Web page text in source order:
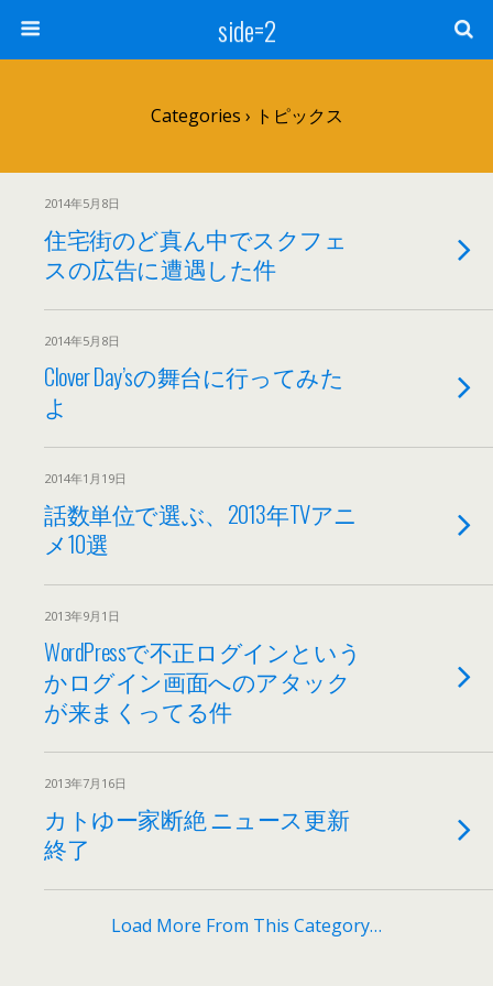
side=2
Categories › トピックス
2014年5月8日
住宅街のど真ん中でスクフェ
スの広告に遭遇した件
2014年5月8日
Clover Day’sの舞台に行ってみた
よ
2014年1月19日
話数単位で選ぶ、2013年TVアニ
メ10選
2013年9月1日
WordPressで不正ログインという
かログイン画面へのアタック
が来まくってる件
2013年7月16日
カトゆー家断絶 ニュース更新
終了
Load More From This Category…